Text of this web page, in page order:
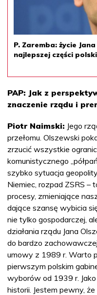
P. Zaremba: życie
najlepszej części
PAP: Jak z
znaczenie rządu i
Piotr Naimski: Jego
przełomu. Olszewski
zrzucić wszystkie
komunistycznego
szybko sytuacja
Niemiec, rozpad ZSRS –
procesy, zmieniające
dające szansę wybicia
nie tylko gospodarczej,
działania rządu Jana
do bardzo
umowy z 1989 r. Warto
pierwszym polskim
wyborów od 1939 r.
historii. Jestem pewny,